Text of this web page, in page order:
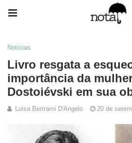
Notícias
Livro resgata a
importância da
Dostoiévski em sua
Luisa Bertrami D'Angelo 20 de